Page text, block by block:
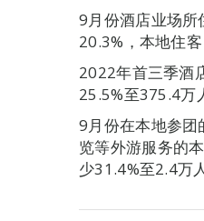
9月份酒店业场
20.3%，本地住
2022年首三季酒
25.5%至375.4万
9月份在本地参
览等外游服务的
少31.4%至2.4万